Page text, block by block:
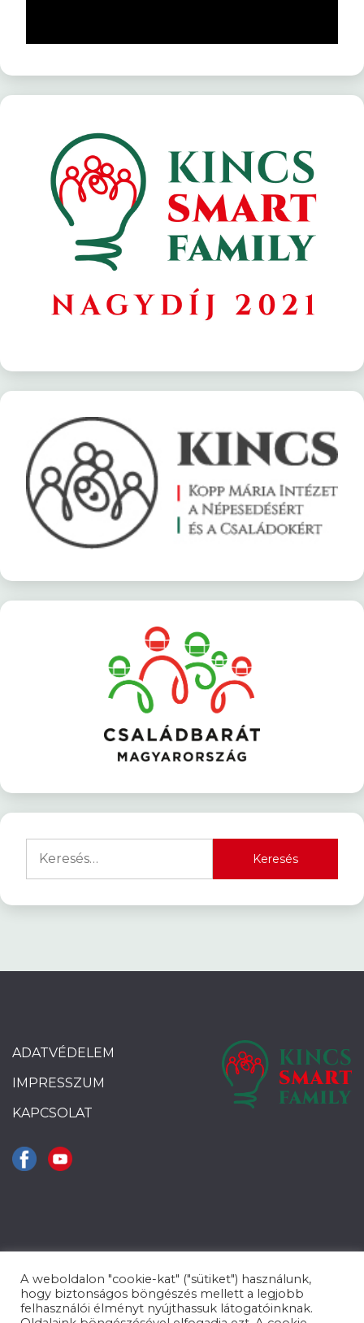
ADATVÉDELEM
IMPRESSZUM
KAPCSOLAT
A weboldalon "cookie-kat" ("sütiket") használunk,
hogy biztonságos böngészés mellett a legjobb
felhasználói élményt nyújthassuk látogatóinknak.